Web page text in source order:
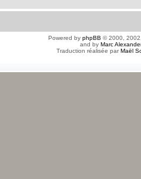
Powered by phpBB © 2000,
and by Marc
Traduction réalisée parMaël